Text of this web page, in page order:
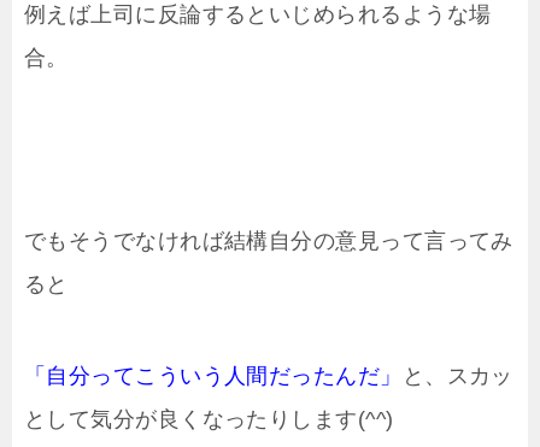
例えば上司に反論するといじめられるような場
合。
でもそうでなければ結構自分の意見って言ってみ
ると
「自分ってこういう人間だったんだ」
と、スカッ
として気分が良くなったりします(^^)